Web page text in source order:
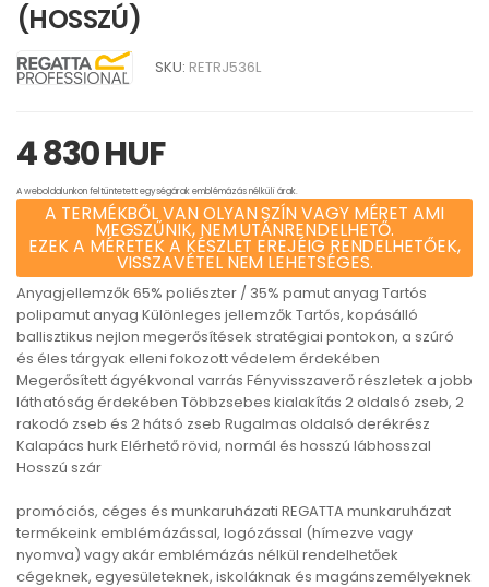
(HOSSZÚ)
SKU: RETRJ536L
4 830 HUF
A weboldalunkon feltüntetett egységárak emblémázás nélküli árak.
A TERMÉKBŐL VAN OLYAN SZÍN VAGY MÉRET AMI
MEGSZŰNIK, NEM UTÁNRENDELHETŐ.
EZEK A MÉRETEK A KÉSZLET EREJÉIG RENDELHETŐEK,
VISSZAVÉTEL NEM LEHETSÉGES.
Anyagjellemzők 65% poliészter / 35% pamut anyag Tartós
polipamut anyag Különleges jellemzők Tartós, kopásálló
ballisztikus nejlon megerősítések stratégiai pontokon, a szúró
és éles tárgyak elleni fokozott védelem érdekében
Megerősített ágyékvonal varrás Fényvisszaverő részletek a jobb
láthatóság érdekében Többzsebes kialakítás 2 oldalsó zseb, 2
rakodó zseb és 2 hátsó zseb Rugalmas oldalsó derékrész
Kalapács hurk Elérhető rövid, normál és hosszú lábhosszal
Hosszú szár
promóciós, céges és munkaruházati REGATTA munkaruházat
termékeink emblémázással, logózással (hímezve vagy
nyomva) vagy akár emblémázás nélkül rendelhetőek
cégeknek, egyesületeknek, iskoláknak és magánszemélyeknek